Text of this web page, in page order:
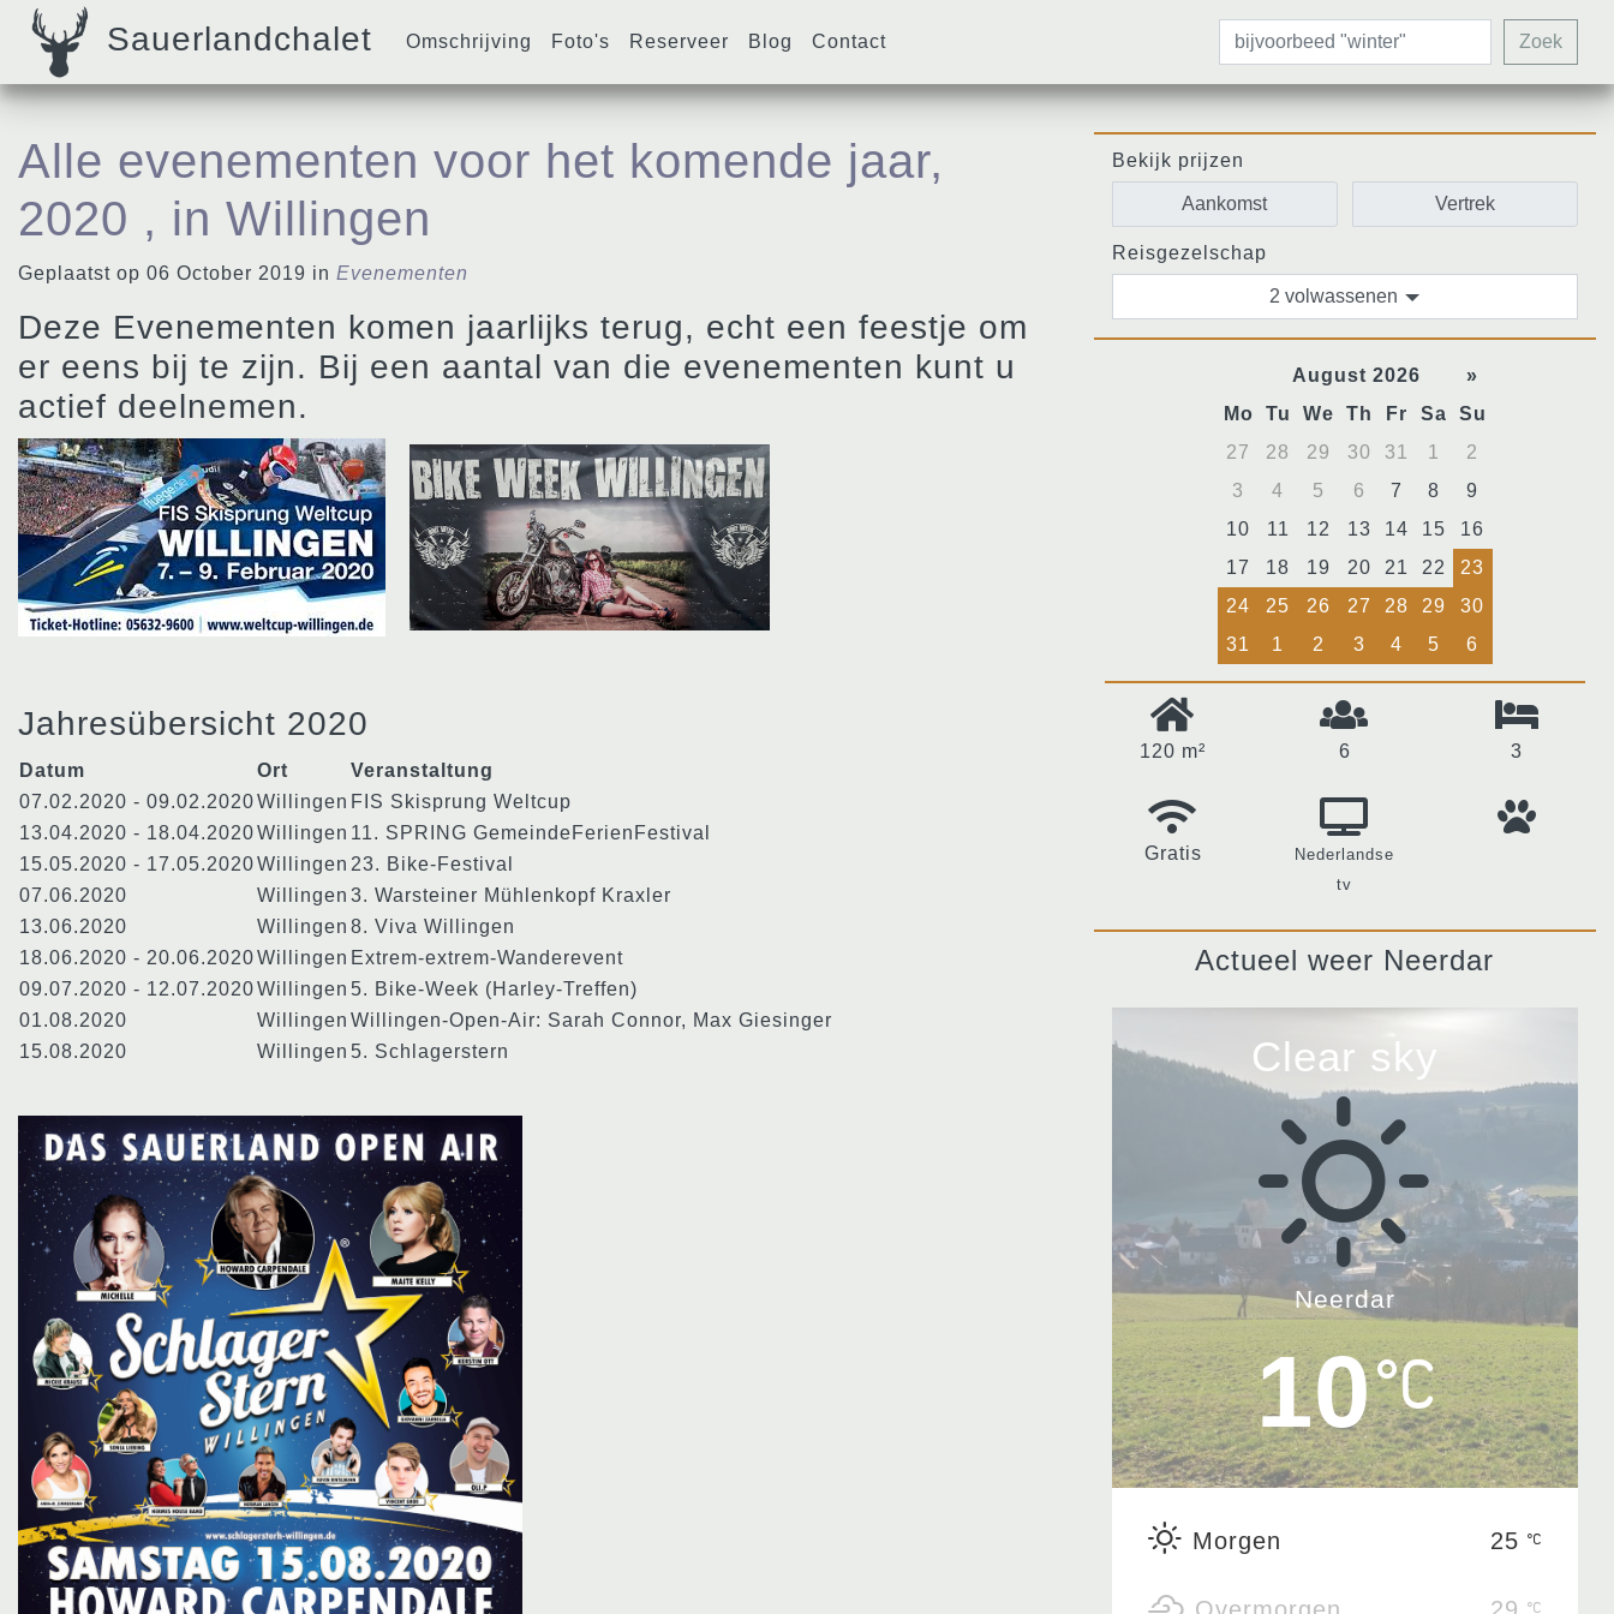
Sauerlandchalet Omschrijving Foto's Reserveer Blog Contact Zoek
Alle evenementen voor het komende jaar,
2020 , in Willingen
Geplaatst op 06 October 2019 in Evenementen
Deze Evenementen komen jaarlijks terug, echt een feestje om
er eens bij te zijn. Bij een aantal van die evenementen kunt u
actief deelnemen.
Jahresübersicht 2020
Datum Ort
Veranstaltung
07.02.2020 - 09.02.2020Willingen FIS Skisprung Weltcup
13.04.2020 - 18.04.2020Willingen 11. SPRING GemeindeFerienFestival
15.05.2020 - 17.05.2020Willingen 23. Bike-Festival
07.06.2020
Willingen 3. Warsteiner Mühlenkopf Kraxler
13.06.2020
Willingen 8. Viva Willingen
18.06.2020 - 20.06.2020Willingen Extrem-extrem-Wanderevent
09.07.2020 - 12.07.2020Willingen 5. Bike-Week (Harley-Treffen)
01.08.2020
Willingen Willingen-Open-Air: Sarah Connor, Max Giesinger
15.08.2020
Willingen 5. Schlagerstern
Bekijk prijzen
Reisgezelschap
2 volwassenen
August 2026
»
Mo
Tu We Th Fr Sa
Su
27
28 29 30 31 1
2
3
4 5 6 7 8
9
10
11 12 13 14 15
16
17
18 19 20 21 22
23
24
25 26 27 28 29
30
31
1 2 3 4 5 6
120 m² 6 3
Gratis
Nederlandse
tv
Actueel weer Neerdar
Clear sky
Neerdar
10
Morgen 25